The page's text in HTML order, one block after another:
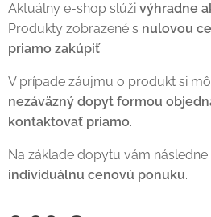
Aktuálny e-shop slúži výhradne
Produkty zobrazené s nulovou
priamo zakúpiť.
V prípade záujmu o produkt si
nezáväzný dopyt formou
kontaktovať priamo.
Na základe dopytu vám
individuálnu cenovú ponuku.